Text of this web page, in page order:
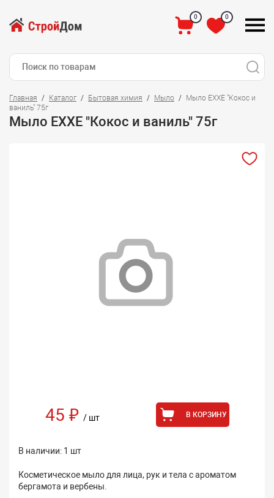
0 0
Главная Каталог Бытовая химия Мыло
Мыло EXXE "Кокос и
ваниль" 75г
Мыло EXXE "Кокос и ваниль" 75г
45 ₽ / шт В КОРЗИНУ
В наличии: 1 шт
Косметическое мыло для лица, рук и тела с ароматом
бергамота и вербены.